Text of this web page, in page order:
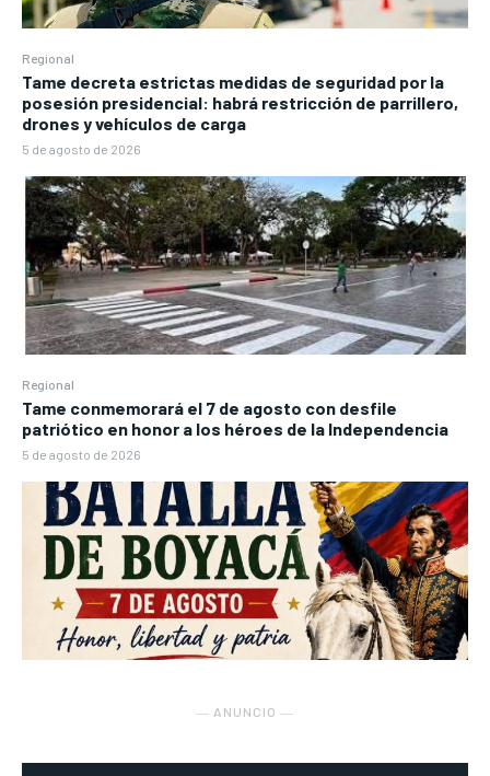
Regional
Tame decreta estrictas medidas de seguridad por la
posesión presidencial: habrá restricción de parrillero,
drones y vehículos de carga
5 de agosto de 2026
Regional
Tame conmemorará el 7 de agosto con desfile
patriótico en honor a los héroes de la Independencia
5 de agosto de 2026
― ANUNCIO ―